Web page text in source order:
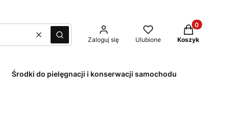
WyczyśćSzukaj Zaloguj się Ulubione
Produkty w
Koszyk
Środki do pielęgnacji i konserwacji samochodu